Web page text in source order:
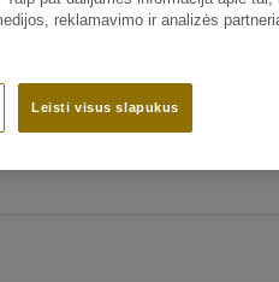
reklamavimo ir analizės
Leisti visus slapukus